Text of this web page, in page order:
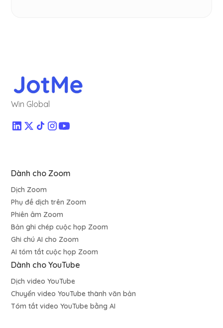
Win Global
Dành cho Zoom
Dịch Zoom
Phụ đề dịch trên Zoom
Phiên âm Zoom
Bản ghi chép cuộc họp Zoom
Ghi chú AI cho Zoom
AI tóm tắt cuộc họp Zoom
Dành cho YouTube
Dịch video YouTube
Chuyển video YouTube thành văn bản
Tóm tắt video YouTube bằng AI